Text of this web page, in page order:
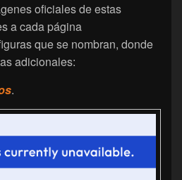
oficiales de estas
a cada página
que se nombran, donde
adicionales:
.